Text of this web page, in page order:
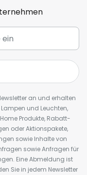
an und erhalten
und Leuchten,
Produkte, Rabatt-
oder Aktionspakete,
sowie Inhalte von
sowie Anfragen für
Eine Abmeldung ist
Sie in jedem Newsletter